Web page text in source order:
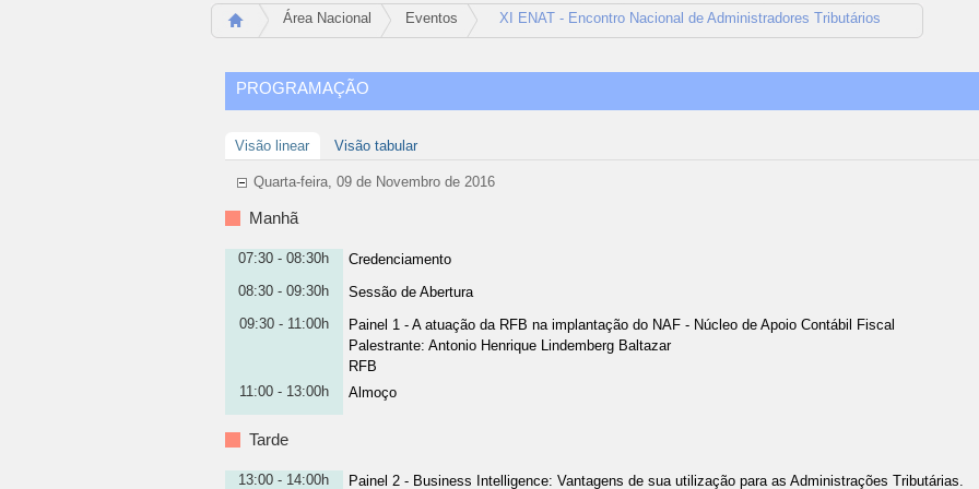
Área Nacional Eventos XI ENAT - Encontro Nacional de Administradores Tributários
PROGRAMAÇÃO
Visão linear Visão tabular
Quarta-feira, 09 de Novembro de 2016
Manhã
07:30 - 08:30h Credenciamento
08:30 - 09:30h Sessão de Abertura
09:30 - 11:00h
Painel 1 - A atuação da RFB na implantação do NAF - Núcleo de Apoio Contábil Fiscal
Palestrante: Antonio Henrique Lindemberg Baltazar
RFB
11:00 - 13:00h Almoço
Tarde
13:00 - 14:00h Painel 2 - Business Intelligence: Vantagens de sua utilização para as Administrações Tributárias.